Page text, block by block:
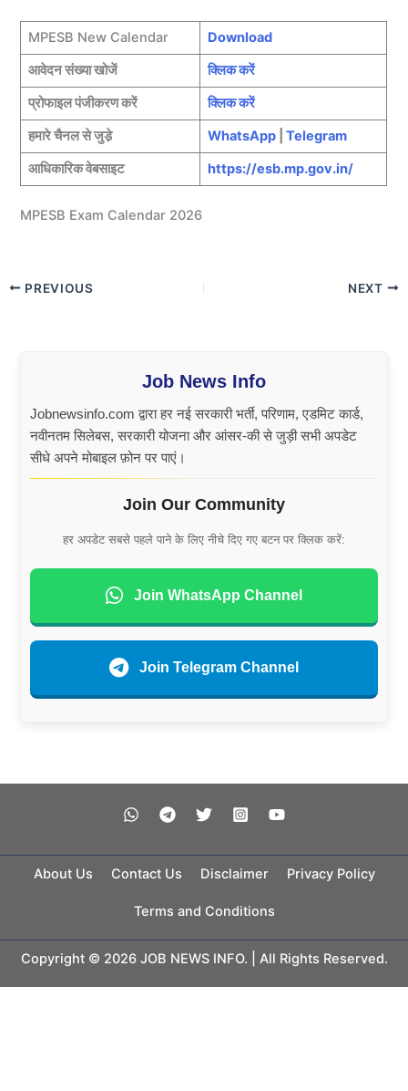
MPESB New Calendar
Download
आवेदन संख्या खोजें
क्लिक करें
प्रोफाइल पंजीकरण करें
क्लिक करें
हमारे चैनल से जुडे़
WhatsApp| Telegram
आधिकारिक वेबसाइट
https://esb.mp.gov.in/
MPESB Exam Calendar 2026
PREVIOUS NEXT
Job News Info
Jobnewsinfo.com द्वारा हर नई सरकारी भर्ती, परिणाम, एडमिट कार्ड,
नवीनतम सिलेबस, सरकारी योजना और आंसर-की से जुड़ी सभी अपडेट
सीधे अपने मोबाइल फ़ोन पर पाएं।
Join Our Community
हर अपडेट सबसे पहले पाने के लिए नीचे दिए गए बटन पर क्लिक करें:
Join WhatsApp Channel
Join Telegram Channel
About Us Contact Us Disclaimer Privacy Policy
Terms and Conditions
Copyright © 2026 JOB NEWS INFO. | All Rights Reserved.